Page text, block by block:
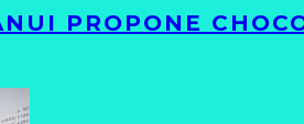
PROPONE